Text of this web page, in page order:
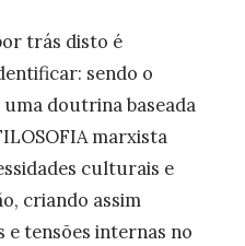
trás disto é
sendo o
doutrina baseada
marxista
culturais e
criando assim
e tensões internas no